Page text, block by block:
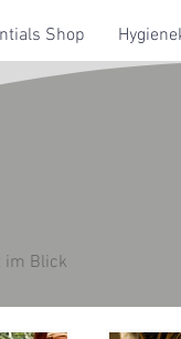
Shop
im Blick